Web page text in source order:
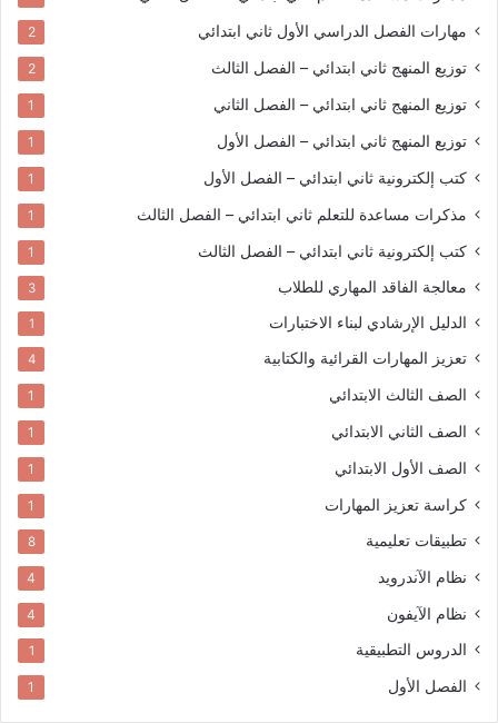
مهارات الفصل الدراسي الأول ثاني ابتدائي 2
توزيع المنهج ثاني ابتدائي – الفصل الثالث 2
توزيع المنهج ثاني ابتدائي – الفصل الثاني 1
توزيع المنهج ثاني ابتدائي – الفصل الأول 1
كتب إلكترونية ثاني ابتدائي – الفصل الأول 1
مذكرات مساعدة للتعلم ثاني ابتدائي – الفصل الثالث 1
كتب إلكترونية ثاني ابتدائي – الفصل الثالث 1
معالجة الفاقد المهاري للطلاب 3
الدليل الإرشادي لبناء الاختبارات 1
تعزيز المهارات القرائية والكتابية 4
الصف الثالث الابتدائي 1
الصف الثاني الابتدائي 1
الصف الأول الابتدائي 1
كراسة تعزيز المهارات 1
تطبيقات تعليمية 8
نظام الآندرويد 4
نظام الآيفون 4
الدروس التطبيقية 1
الفصل الأول 1